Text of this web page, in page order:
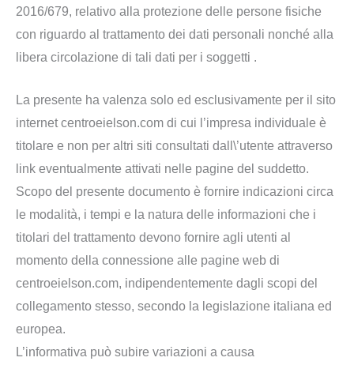
2016/679, relativo alla protezione delle persone fisiche
con riguardo al trattamento dei dati personali nonché alla
libera circolazione di tali dati per i soggetti .
La presente ha valenza solo ed esclusivamente per il sito
internet centroeielson.com di cui l’impresa individuale è
titolare e non per altri siti consultati dall\’utente attraverso
link eventualmente attivati nelle pagine del suddetto.
Scopo del presente documento è fornire indicazioni circa
le modalità, i tempi e la natura delle informazioni che i
titolari del trattamento devono fornire agli utenti al
momento della connessione alle pagine web di
centroeielson.com, indipendentemente dagli scopi del
collegamento stesso, secondo la legislazione italiana ed
europea.
L’informativa può subire variazioni a causa